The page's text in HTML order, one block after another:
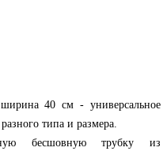
40 см - универсальное
типа и размера.
бесшовную трубку из